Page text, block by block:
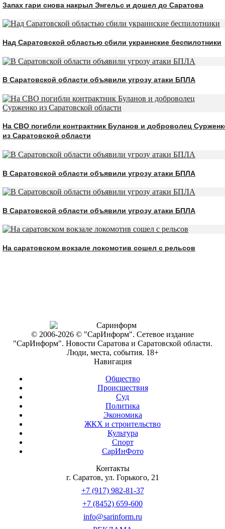
Запах гари снова накрыл Энгельс и дошел до Саратова
Над Саратовской областью сбили украинские беспилотники
В Саратовской области объявили угрозу атаки БПЛА
На СВО погибли контрактник Буланов и доброволец
из Саратовской области
В Саратовской области объявили угрозу атаки БПЛА
В Саратовской области объявили угрозу атаки БПЛА
На саратовском вокзале локомотив сошел с рельсов
© 2006-2026 © "СарИнформ". Сетевое издание
"СарИнформ". Новости Саратова и Саратовской области.
Люди, места, события. 18+
Навигация
Общество
Происшествия
Суд
Политика
Экономика
ЖКХ и строительство
Культура
Спорт
СарИнФото
Контакты
г. Саратов, ул. Горького, 21
+7 (917) 982-81-37
+7 (8452) 659-600
info@sarinform.ru